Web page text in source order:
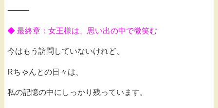
⸻
◆ 最終章：女王様は、思い出の中で微笑む
今はもう訪問していないけれど、
Rちゃんとの日々は、
私の記憶の中にしっかり残っています。